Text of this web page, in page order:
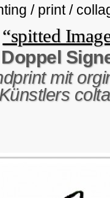
/ print /
“spitted
mit